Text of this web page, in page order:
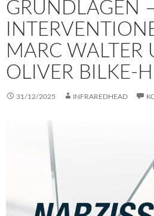
GRUNDLAGEN
MARC WALTER
OLIVER BILKE-
31/12/2025 INFRAREDHEAD